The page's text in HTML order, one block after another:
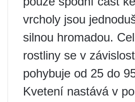
vrcholy jsou
silnou hromadou.
rostliny se v
pohybuje od 25 do
Kvetení nastává v